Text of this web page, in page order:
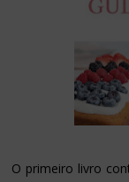
O primeiro livro